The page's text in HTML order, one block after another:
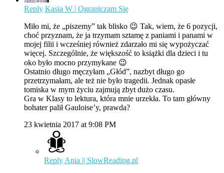
Reply Kasia W | Ograniczam Się
Miło mi, że „piszemy” tak blisko 😉 Tak, wiem, że 6 pozycji,
choć przyznam, że ja trzymam sztamę z paniami i panami w
mojej filii i wcześniej również zdarzało mi się wypożyczać
więcej. Szczególnie, że większość to książki dla dzieci i tu
oko było mocno przymykane 😉
Ostatnio długo męczyłam „Głód”, nazbyt długo go
przetrzymałam, ale też nie było tragedii. Jednak opasłe
tomiska w mym życiu zajmują zbyt dużo czasu.
Gra w Klasy to lektura, która mnie urzekła. To tam główny
bohater palił Gauloise’y, prawda?
23 kwietnia 2017 at 9:08 PM
Reply Ania || SlowReading.pl